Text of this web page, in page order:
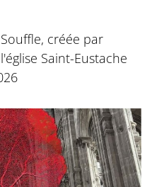
créée par
Saint-Eustache